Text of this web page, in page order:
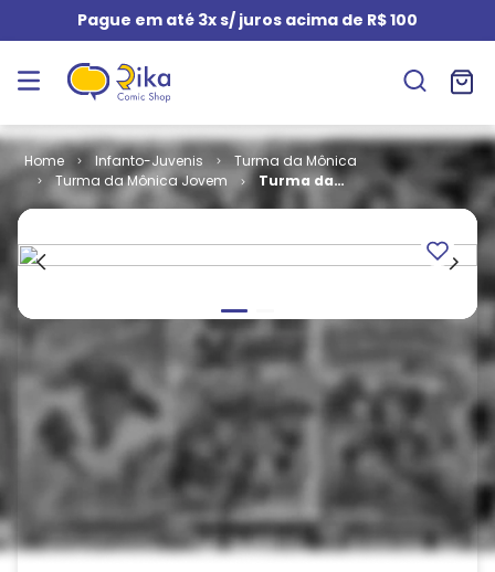
Pague em até 3x s/ juros acima de R$ 100
Infanto-Juvenis
Turma da Mônica
Turma da Mônica Jovem
Turma da
Mônica Jovem
012